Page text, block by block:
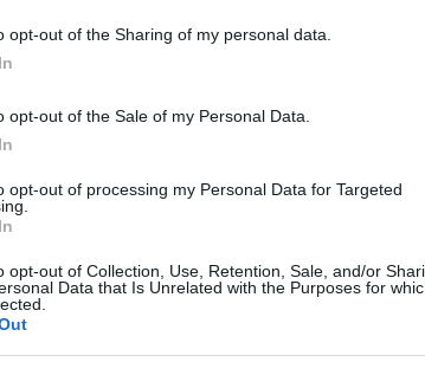
opt-out of the Sharing of my personal data.
opt-out of the Sale of my Personal Data.
opt-out of processing my Personal Data for Targeted
opt-out of Collection, Use, Retention, Sale, and/or
Data that Is Unrelated with the Purposes for